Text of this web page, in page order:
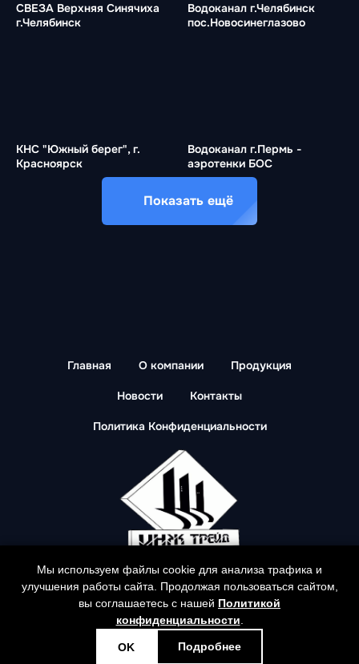
Мы используем файлы cookie для анализа трафика и
улучшения работы сайта. Продолжая пользоваться сайтом,
вы соглашаетесь с нашей Политикой
конфиденциальности
OK Подробнее
СВЕЗА Верхняя Синячиха
г.Челябинск
Водоканал г.Челябинск
пос.Новосинеглазово
КНС "Южный берег", г.
Красноярск
Водоканал г.Пермь -
аэротенки БОС
Показать ещё
Главная О компании Продукция
Новости Контакты
Политика Конфиденциальности
© Все права защищены. ООО "Инж Трейд".
ingtr@mail.ru